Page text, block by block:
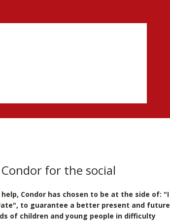
Condor for the social
Condor has chosen to be at the side of: "I
to guarantee a better present and future
of children and young people in difficulty